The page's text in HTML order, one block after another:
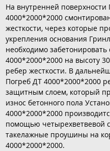
На внутренней поверхности
4000*2000*2000
жесткости, через которые
укрепления основания
необходимо
4000*2000*2000 на высоту
ребер жесткости. В
Погреб ДТ 4000*2000*2000
защитным слоем, который
износ бетонного пола
4000*2000*2000
помощью четырехветвевой
такелажные проушины на
4000*2000*2000.